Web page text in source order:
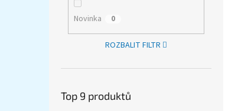
Novinka 0
ROZBALIT FILTR
Top 9 produktů